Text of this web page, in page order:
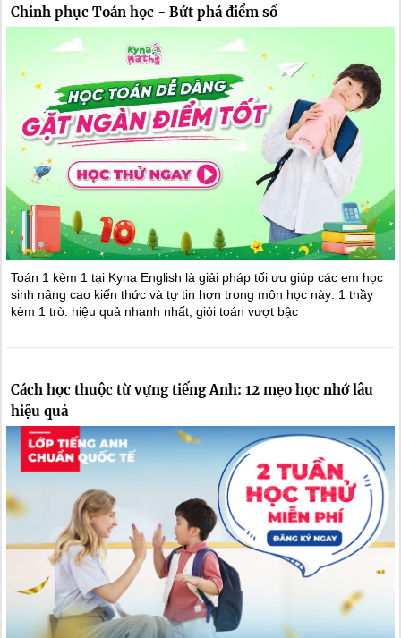
Chinh phục Toán học - Bứt phá điểm số
Toán 1 kèm 1 tại Kyna English là giải pháp tối ưu giúp các em học
sinh nâng cao kiến thức và tự tin hơn trong môn học này: 1 thầy
kèm 1 trò: hiệu quả nhanh nhất, giỏi toán vượt bậc
Cách học thuộc từ vựng tiếng Anh: 12 mẹo học nhớ lâu
hiệu quả